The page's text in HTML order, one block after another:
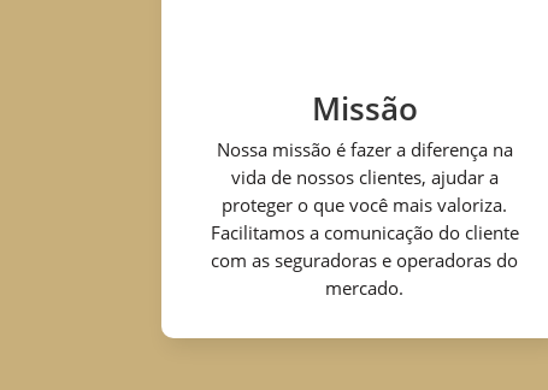
Missão
Nossa missão é fazer a diferença na
vida de nossos clientes, ajudar a
proteger o que você mais valoriza.
Facilitamos a comunicação do cliente
com as seguradoras e operadoras do
mercado.